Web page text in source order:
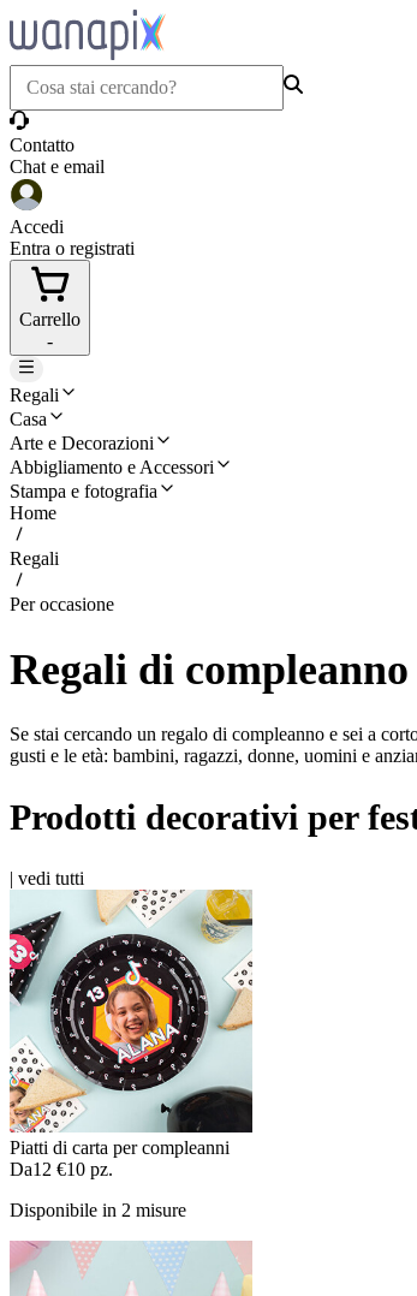
Contatto
Chat e email
Accedi
Entra o registrati
Carrello
-
Regali
Casa
Arte e Decorazioni
Abbigliamento e Accessori
Stampa e fotografia
Home
Regali
Per occasione
Regali di
Se stai cercando un regalo di compleanno e sei a
gusti e le età: bambini, ragazzi, donne, uomini e
Prodotti decorativi per
| vedi tutti
Piatti di carta per compleanni
Da12 €10 pz.
Disponibile in 2 misure